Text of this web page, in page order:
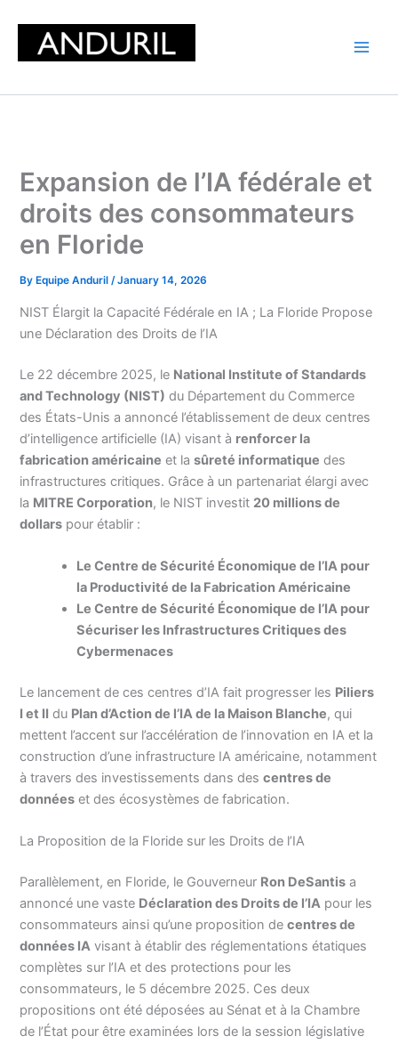
content
Expansion de l’IA fédérale et
droits des consommateurs
en Floride
By Equipe Anduril/January 14, 2026
NIST Élargit la Capacité Fédérale en IA ; La Floride Propose
une Déclaration des Droits de l’IA
Le 22 décembre 2025, le National Institute of Standards
and Technology (NIST) du Département du Commerce
des États-Unis a annoncé l’établissement de deux centres
d’intelligence artificielle (IA) visant à renforcer la
fabrication américaine et lasûreté informatique des
infrastructures critiques. Grâce à un partenariat élargi avec
la MITRE Corporation, le NIST investit 20 millions de
dollars pour établir :
Le Centre de Sécurité Économique de l’IA pour
la Productivité de la Fabrication Américaine
Le Centre de Sécurité Économique de l’IA pour
Sécuriser les Infrastructures Critiques des
Cybermenaces
Le lancement de ces centres d’IA fait progresser les Piliers
I et II du Plan d’Action de l’IA de la Maison Blanche, qui
mettent l’accent sur l’accélération de l’innovation en IA et la
construction d’une infrastructure IA américaine, notamment
à travers des investissements dans descentres de
données et des écosystèmes de fabrication.
La Proposition de la Floride sur les Droits de l’IA
Parallèlement, en Floride, le Gouverneur Ron DeSantis a
annoncé une vaste Déclaration des Droits de l’IA pour les
consommateurs ainsi qu’une proposition decentres de
données IA visant à établir des réglementations étatiques
complètes sur l’IA et des protections pour les
consommateurs, le 5 décembre 2025. Ces deux
propositions ont été déposées au Sénat et à la Chambre
de l’État pour être examinées lors de la session législative